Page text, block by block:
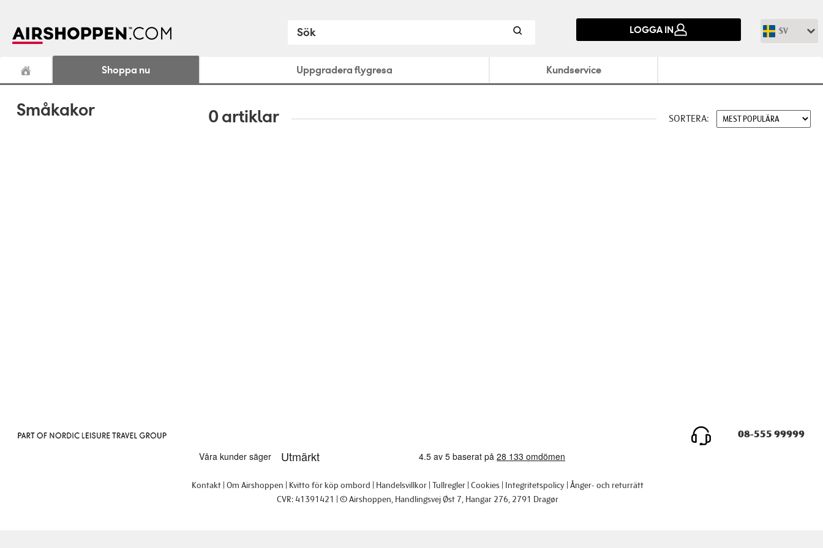
LOGGA IN SV
Shoppa nu Uppgradera flygresa Kundservice
Småkakor 0 artiklar SORTERA:
08-555 99999
Kontakt Om Airshoppen Kvitto för köp ombord Handelsvillkor Tullregler Cookies Integritetspolicy Ånger- och returrätt
CVR: 41391421
© Airshoppen , Handlingsvej Øst 7, Hangar 276, 2791 Dragør